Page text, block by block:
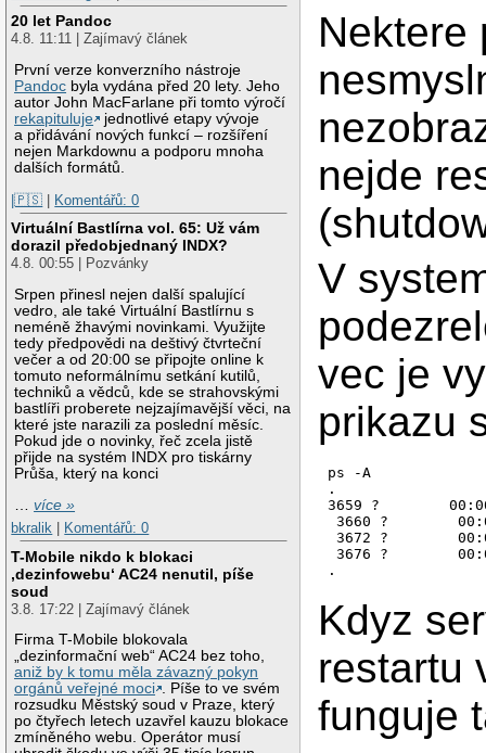
20 let Pandoc
4.8. 11:11 | Zajímavý článek
První verze konverzního nástroje
Pandoc byla vydána před 20 lety. Jeho
autor John MacFarlane při tomto výročí
rekapituluje
jednotlivé etapy vývoje
a přidávání nových funkcí – rozšíření
nejen Markdownu a podporu mnoha
dalších formátů.
|🇵🇸 | Komentářů: 0
Virtuální Bastlírna vol. 65: Už vám
dorazil předobjednaný INDX?
4.8. 00:55 | Pozvánky
Srpen přinesl nejen další spalující
vedro, ale také Virtuální Bastlírnu s
neméně žhavými novinkami. Využijte
tedy předpovědi na deštivý čtvrteční
večer a od 20:00 se připojte online k
tomuto neformálnímu setkání kutilů,
techniků a vědců, kde se strahovskými
bastlíři proberete nejzajímavější věci, na
které jste narazili za poslední měsíc.
Pokud jde o novinky, řeč zcela jistě
přijde na systém INDX pro tiskárny
Průša, který na konci
…více »
bkralik
Komentářů: 0
T-Mobile nikdo k blokaci
‚dezinfowebu‘ AC24 nenutil, píše
soud
3.8. 17:22 | Zajímavý článek
Firma T-Mobile blokovala
„dezinformační web“ AC24 bez toho,
aniž by k tomu měla závazný pokyn
orgánů veřejné moci . Píše to ve svém
rozsudku Městský soud v Praze, který
po čtyřech letech uzavřel kauzu blokace
zmíněného webu. Operátor musí
Nektere
nejde
V
vec je
prikazu
ps -A
.
3659 ?
3660 ?
3672 ?
3676 ?
Kdyz
restartu
funguje